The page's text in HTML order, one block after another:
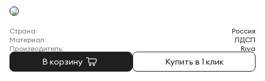
В корзину Купить в 1 клик
Страна:
Россия
Материал:
ЛДСП
Производитель:
Riva